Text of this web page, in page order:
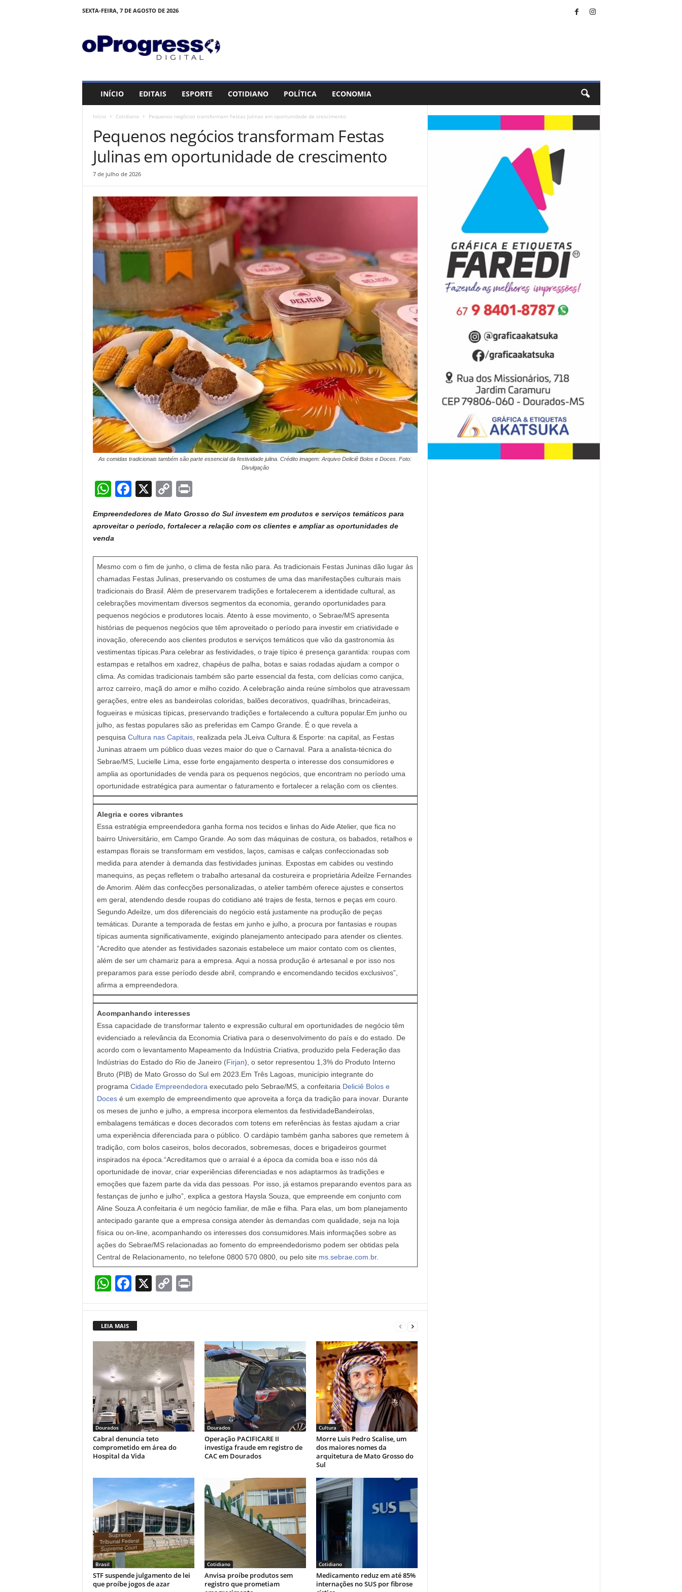
SEXTA-FEIRA, 7 DE AGOSTO DE 2026
R
INÍCIO EDITAIS ESPORTE COTIDIANO POLÍTICA ECONOMIA
Início Cotidiano Pequenos negócios transformam Festas Julinas em oportunidade de crescimento
Pequenos negócios transformam Festas
Julinas em oportunidade de crescimento
7 de julho de 2026
As comidas tradicionais também são parte essencial da festividade julina. Crédito imagem: Arquivo Deliciê Bolos e Doces. Foto:
Divulgação
W
at
s
A
p
p
F
c
b
o
o
k
X
C
p
Li
n
k
t
Empreendedores de Mato Grosso do Sul investem em produtos e serviços temáticos para
aproveitar o período, fortalecer a relação com os clientes e ampliar as oportunidades de
venda
Mesmo com o fim de junho, o clima de festa não para. As tradicionais Festas Juninas dão lugar às
chamadas Festas Julinas, preservando os costumes de uma das manifestações culturais mais
tradicionais do Brasil. Além de preservarem tradições e fortalecerem a identidade cultural, as
celebrações movimentam diversos segmentos da economia, gerando oportunidades para
pequenos negócios e produtores locais. Atento à esse movimento, o Sebrae/MS apresenta
histórias de pequenos negócios que têm aproveitado o período para investir em criatividade e
inovação, oferecendo aos clientes produtos e serviços temáticos que vão da gastronomia às
vestimentas típicas.Para celebrar as festividades, o traje típico é presença garantida: roupas com
estampas e retalhos em xadrez, chapéus de palha, botas e saias rodadas ajudam a compor o
clima. As comidas tradicionais também são parte essencial da festa, com delícias como canjica,
arroz carreiro, maçã do amor e milho cozido. A celebração ainda reúne símbolos que atravessam
gerações, entre eles as bandeirolas coloridas, balões decorativos, quadrilhas, brincadeiras,
fogueiras e músicas típicas, preservando tradições e fortalecendo a cultura popular.Em junho ou
julho, as festas populares são as preferidas em Campo Grande. É o que revela a
pesquisa Cultura nas Capitais, realizada pela JLeiva Cultura & Esporte: na capital, as Festas
Juninas atraem um público duas vezes maior do que o Carnaval. Para a analista-técnica do
Sebrae/MS, Lucielle Lima, esse forte engajamento desperta o interesse dos consumidores e
amplia as oportunidades de venda para os pequenos negócios, que encontram no período uma
oportunidade estratégica para aumentar o faturamento e fortalecer a relação com os clientes.
Alegria e cores vibrantes
Essa estratégia empreendedora ganha forma nos tecidos e linhas do Aide Atelier, que fica no
bairro Universitário, em Campo Grande. Ao som das máquinas de costura, os babados, retalhos e
estampas florais se transformam em vestidos, laços, camisas e calças confeccionadas sob
medida para atender à demanda das festividades juninas. Expostas em cabides ou vestindo
manequins, as peças refletem o trabalho artesanal da costureira e proprietária Adeilze Fernandes
de Amorim. Além das confecções personalizadas, o atelier também oferece ajustes e consertos
em geral, atendendo desde roupas do cotidiano até trajes de festa, ternos e peças em couro.
Segundo Adeilze, um dos diferenciais do negócio está justamente na produção de peças
temáticas. Durante a temporada de festas em junho e julho, a procura por fantasias e roupas
típicas aumenta significativamente, exigindo planejamento antecipado para atender os clientes.
“Acredito que atender as festividades sazonais estabelece um maior contato com os clientes,
além de ser um chamariz para a empresa. Aqui a nossa produção é artesanal e por isso nos
preparamos para esse período desde abril, comprando e encomendando tecidos exclusivos”,
afirma a empreendedora.
Acompanhando interesses
Essa capacidade de transformar talento e expressão cultural em oportunidades de negócio têm
evidenciado a relevância da Economia Criativa para o desenvolvimento do país e do estado. De
acordo com o levantamento Mapeamento da Indústria Criativa, produzido pela Federação das
Indústrias do Estado do Rio de Janeiro (Firjan), o setor representou 1,3% do Produto Interno
Bruto (PIB) de Mato Grosso do Sul em 2023.Em Três Lagoas, município integrante do
programa Cidade Empreendedora executado pelo Sebrae/MS, a confeitaria Deliciê Bolos e
Docesé um exemplo de empreendimento que aproveita a força da tradição para inovar. Durante
os meses de junho e julho, a empresa incorpora elementos da festividadeBandeirolas,
embalagens temáticas e doces decorados com totens em referências às festas ajudam a criar
uma experiência diferenciada para o público. O cardápio também ganha sabores que remetem à
tradição, com bolos caseiros, bolos decorados, sobremesas, doces e brigadeiros gourmet
inspirados na época.“Acreditamos que o arraial é a época da comida boa e isso nós dá
oportunidade de inovar, criar experiências diferenciadas e nos adaptarmos às tradições e
emoções que fazem parte da vida das pessoas. Por isso, já estamos preparando eventos para as
festanças de junho e julho”, explica a gestora Haysla Souza, que empreende em conjunto com
Aline Souza.A confeitaria é um negócio familiar, de mãe e filha. Para elas, um bom planejamento
antecipado garante que a empresa consiga atender às demandas com qualidade, seja na loja
física ou on-line, acompanhando os interesses dos consumidores.Mais informações sobre as
ações do Sebrae/MS relacionadas ao fomento do empreendedorismo podem ser obtidas pela
Central de Relacionamento, no telefone 0800 570 0800, ou pelo site ms.sebrae.com.br.
W
h
at
s
A
p
p
F
a
c
e
b
o
o
k
X
C
o
p
Li
n
k
in
t
LEIA MAIS
Dourados
Cabral denuncia teto
comprometido em área do
Hospital da Vida
Dourados
Operação PACIFICARE II
investiga fraude em registro de
CAC em Dourados
Cultura
Morre Luis Pedro Scalise, um
dos maiores nomes da
arquitetura de Mato Grosso do
Sul
Brasil
STF suspende julgamento de lei
que proíbe jogos de azar
Cotidiano
Anvisa proíbe produtos sem
registro que prometiam
Cotidiano
Medicamento reduz em até 85%
internações no SUS por fibrose